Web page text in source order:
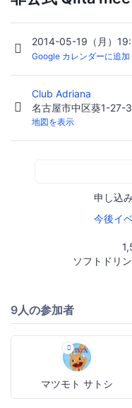
2014-05-19（月）
Google カレンダーに追加
Club Adriana
名古屋市中区葵1-27-
地図を表示
申し込
今後イ
ソフトドリ
9人の参加者
マツモト サトシ